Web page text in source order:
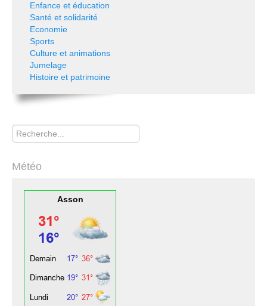
Enfance et éducation
Santé et solidarité
Economie
Sports
Culture et animations
Jumelage
Histoire et patrimoine
Rechercher
Météo
Asson